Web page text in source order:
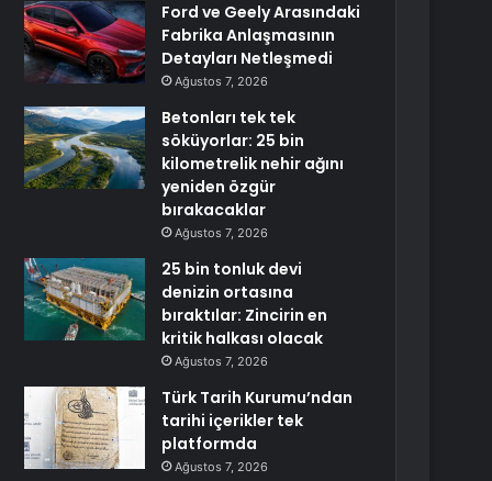
Ford ve Geely Arasındaki
Fabrika Anlaşmasının
Detayları Netleşmedi
Ağustos 7, 2026
Betonları tek tek
söküyorlar: 25 bin
kilometrelik nehir ağını
yeniden özgür
bırakacaklar
Ağustos 7, 2026
25 bin tonluk devi
denizin ortasına
bıraktılar: Zincirin en
kritik halkası olacak
Ağustos 7, 2026
Türk Tarih Kurumu’ndan
tarihi içerikler tek
platformda
Ağustos 7, 2026